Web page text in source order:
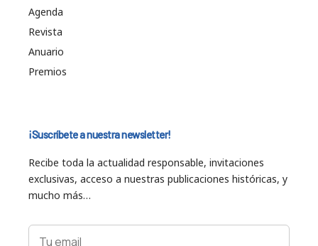
Agenda
Revista
Anuario
Premios
¡Suscríbete a nuestra newsletter!
Recibe toda la actualidad responsable, invitaciones
exclusivas, acceso a nuestras publicaciones históricas, y
mucho más…